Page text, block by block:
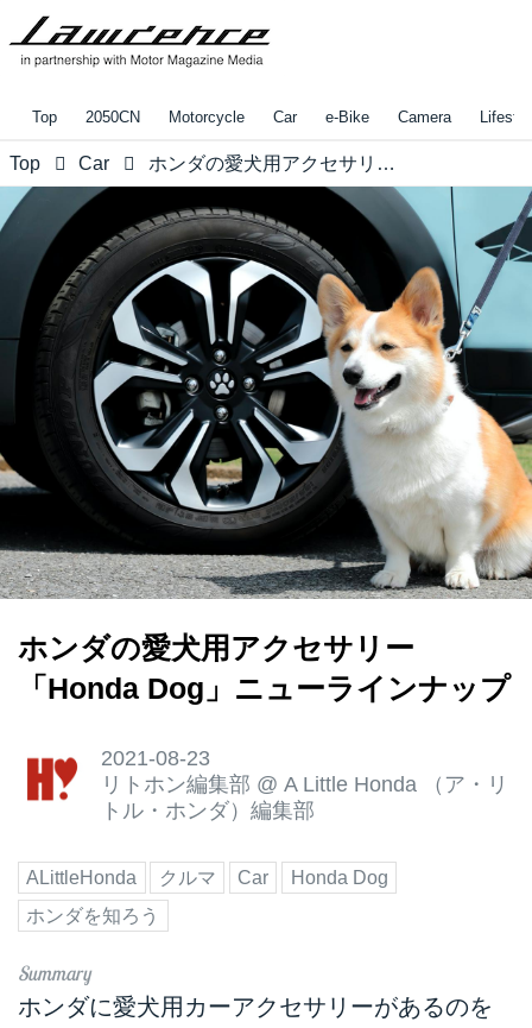
Top 2050CN Motorcycle Car e-Bike Camera
Top Car ホンダの愛犬用アクセサリー「Honda Dog」ニューラインナップ
ホンダの愛犬用アクセサリー
「Honda Dog」ニューラインナップ
2021-08-23
リトホン編集部 @ A Little Honda （ア・リ
トル・ホンダ）編集部
ALittleHonda クルマ Car
Honda Dog
ホンダを知ろう
ホンダに愛犬用カーアクセサリーがあるのを